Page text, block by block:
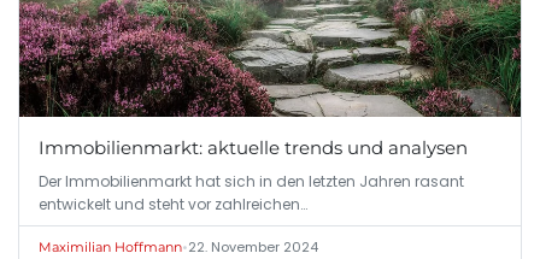
Immobilienmarkt: aktuelle trends und analysen
Der Immobilienmarkt hat sich in den letzten Jahren rasant
entwickelt und steht vor zahlreichen…
Maximilian Hoffmann•22. November 2024